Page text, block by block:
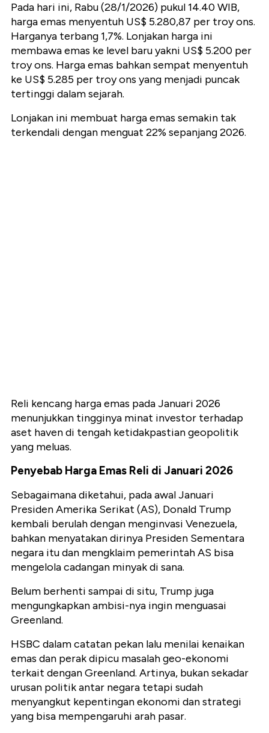
Pada hari ini, Rabu (28/1/2026) pukul 14.40 WIB,
harga emas menyentuh US$ 5.280,87 per troy ons.
Harganya terbang 1,7%. Lonjakan harga ini
membawa emas ke level baru yakni US$ 5.200 per
troy ons. Harga emas bahkan sempat menyentuh
ke US$ 5.285 per troy ons yang menjadi puncak
tertinggi dalam sejarah.
Lonjakan ini membuat harga emas semakin tak
terkendali dengan menguat 22% sepanjang 2026.
Reli kencang harga emas pada Januari 2026
menunjukkan tingginya minat investor terhadap
aset haven di tengah ketidakpastian geopolitik
yang meluas.
Penyebab Harga Emas Reli di Januari 2026
Sebagaimana diketahui, pada awal Januari
Presiden Amerika Serikat (AS), Donald Trump
kembali berulah dengan menginvasi Venezuela,
bahkan menyatakan dirinya Presiden Sementara
negara itu dan mengklaim pemerintah AS bisa
mengelola cadangan minyak di sana.
Belum berhenti sampai di situ, Trump juga
mengungkapkan ambisi-nya ingin menguasai
Greenland.
HSBC dalam catatan pekan lalu menilai kenaikan
emas dan perak dipicu masalah geo-ekonomi
terkait dengan Greenland. Artinya, bukan sekadar
urusan politik antar negara tetapi sudah
menyangkut kepentingan ekonomi dan strategi
yang bisa mempengaruhi arah pasar.